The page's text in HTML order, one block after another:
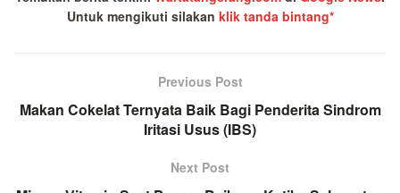
Untuk mengikuti silakan klik tanda bintang*
Previous Post
Makan Cokelat Ternyata Baik Bagi Penderita Sindrom
Iritasi Usus (IBS)
Next Post